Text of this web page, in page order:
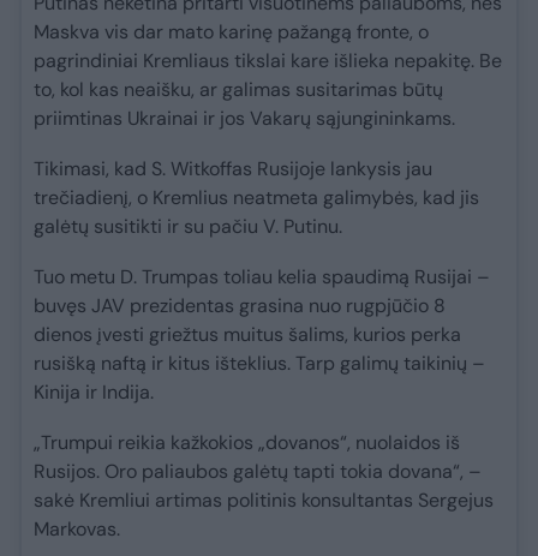
Maskva vis dar mato karinę pažangą fronte, o
pagrindiniai Kremliaus tikslai kare išlieka nepakitę. Be
to, kol kas neaišku, ar galimas susitarimas būtų
priimtinas Ukrainai ir jos Vakarų sąjungininkams.
Tikimasi, kad S. Witkoffas Rusijoje lankysis jau
trečiadienį, o Kremlius neatmeta galimybės, kad jis
galėtų susitikti ir su pačiu V. Putinu.
Tuo metu D. Trumpas toliau kelia spaudimą Rusijai –
buvęs JAV prezidentas grasina nuo rugpjūčio 8
dienos įvesti griežtus muitus šalims, kurios perka
rusišką naftą ir kitus išteklius. Tarp galimų taikinių –
Kinija ir Indija.
„Trumpui reikia kažkokios „dovanos“, nuolaidos iš
Rusijos. Oro paliaubos galėtų tapti tokia dovana“, –
sakė Kremliui artimas politinis konsultantas Sergejus
Markovas.